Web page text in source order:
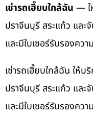
เช่ารถเฮี๊ยบใกล้ฉัน — ใ
ปราจีนบุรี สระแก้ว แล
และมีใบเซอร์รับรองคว
เช่ารถเฮี๊ยบใกล้ฉัน ให้
ปราจีนบุรี สระแก้ว แล
และมีใบเซอร์รับรองคว